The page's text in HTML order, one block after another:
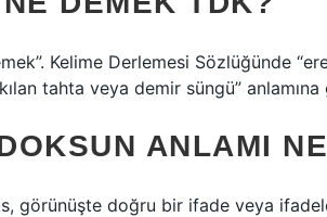
Kelime Derlemesi Sözlüğünde
tahta veya demir süngü”
ANLAMI
görünüşte doğru bir ifade veya